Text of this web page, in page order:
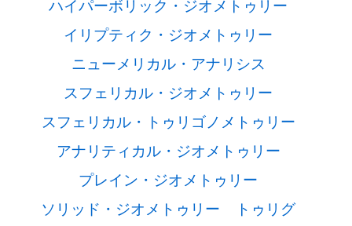
ハイパーボリック・ジオメトゥリー
イリプティク・ジオメトゥリー
ニューメリカル・アナリシス
スフェリカル・ジオメトゥリー
スフェリカル・トゥリゴノメトゥリー
アナリティカル・ジオメトゥリー
プレイン・ジオメトゥリー
ソリッド・ジオメトゥリー
トゥリグ